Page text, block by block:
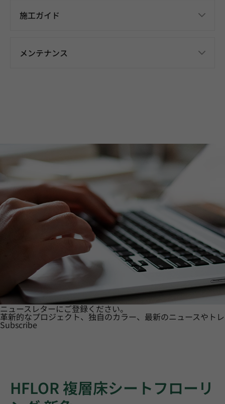
施工ガイド
メンテナンス
ニュースレターにご登録ください。
革新的なプロジェクト、独自のカラー、最新のニュースやト
Subscribe
HFLOR 複層床シートフローリ